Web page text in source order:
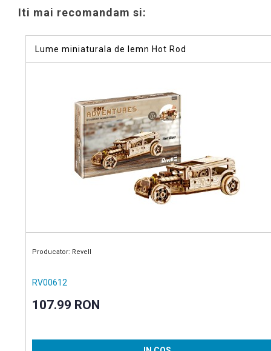
Iti mai recomandam si:
Lume miniaturala de lemn Hot Rod
Producator: Revell
RV00612
107.99 RON